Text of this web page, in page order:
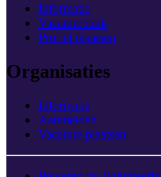
Informatie
Vacaturebank
Profiel plaatsen
Organisaties
Informatie
Aanmelden
Vacature plaatsen